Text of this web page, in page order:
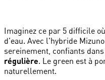
Imaginez ce par 5 difficile
d'eau. Avec l'hybride
sereinement, confiants
régulière. Le green est à
naturellement.